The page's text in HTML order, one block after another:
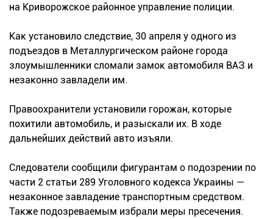
на Криворожское районное управление полиции.
Как установило следствие, 30 апреля у одного из
подъездов в Металлургическом районе города
злоумышленники сломали замок автомобиля ВАЗ и
незаконно завладели им.
Правоохранители установили горожан, которые
похитили автомобиль, и разыскали их. В ходе
дальнейших действий авто изъяли.
Следователи сообщили фигурантам о подозрении по
части 2 статьи 289 Уголовного кодекса Украины —
незаконное завладение транспортным средством.
Также подозреваемым избрали меры пресечения.